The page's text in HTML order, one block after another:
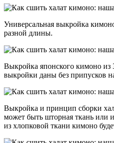
Универсальная выкройка
разной длины.
Выкройка японского кимоно из
выкройки даны без припусков
Выкройка и принцип сборки
может быть шторная ткань или
из хлопковой ткани кимоно